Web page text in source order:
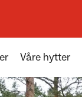
Våre hytter